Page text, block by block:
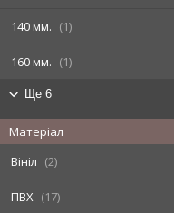
140 мм. 1
160 мм. 1
Ще 6
Матеріал
Вініл
2
ПВХ 17